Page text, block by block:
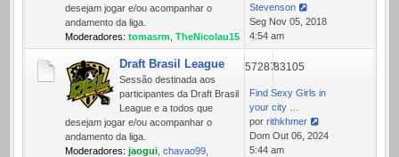
desejam jogar e/ou acompanhar o
andamento da liga.
Moderadores: tomasrm TheNicolau15
Stevenson
Ver
última
mensagem
Seg Nov 05, 2018
4:54 am
Draft Brasil League
Sessão destinada aos
participantes da Draft Brasil
League e a todos que
desejam jogar e/ou acompanhar o
andamento da liga.
Moderadores: jaogui chavao99
5728783105
Find Sexy Girls in
your city …
por rithkhmer
Ver
última
Dom Out 06, 2024
5:44 am